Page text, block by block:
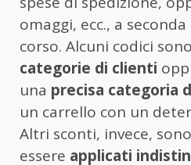
omaggi, ecc., a
corso. Alcuni codici
categorie di clienti
una precisa categoria
un carrello con un
Altri sconti, invece,
essere applicati